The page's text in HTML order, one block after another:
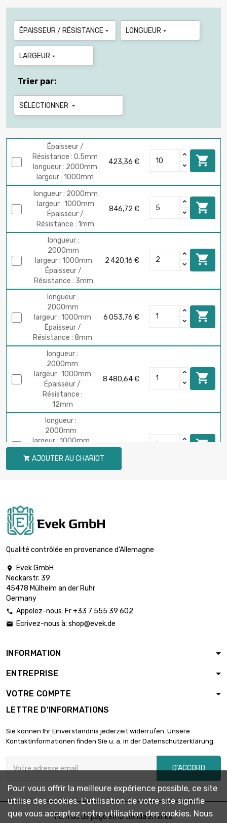
ÉPAISSEUR / RÉSISTANCE  LONGUEUR 
LARGEUR 
Trier par:
SÉLECTIONNER 
Épaisseur /
Résistance : 0.5mm
longueur : 2000mm
largeur : 1000mm
423,36 € 
longueur : 2000mm
largeur : 1000mm
Épaisseur /
Résistance : 1mm
846,72 € 
longueur :
2000mm
largeur : 1000mm
Épaisseur /
Résistance : 3mm
2 420,16 € 
longueur :
2000mm
largeur : 1000mm
Épaisseur /
Résistance : 8mm
6 053,76 € 
longueur :
2000mm
largeur : 1000mm
Épaisseur /
Résistance :
12mm
8 480,64 € 
longueur :
2000mm
largeur : 1000mm
Résistance :
20mm
13 334,40 € 
 AJOUTER AU CHARIOT
Qualité contrôlée en provenance d'Allemagne

Evek GmbH
Neckarstr. 39
45478 Mülheim an der Ruhr
Germany
 Appelez-nous: Fr +33 7 555 39 602
 Ecrivez-nous à: shop@evek.de
INFORMATION
ENTREPRISE
VOTRE COMPTE
LETTRE D'INFORMATIONS
Sie können Ihr Einverständnis jederzeit widerrufen. Unsere
Kontaktinformationen finden Sie u. a. in der Datenschutzerklärung.
D'ACCORD
Formas de pago en la tienda en línea
Pour vous offrir la meilleure expérience possible, ce site
utilise des cookies. L’utilisation de votre site signifie
que vous acceptez notre utilisation des cookies. Nous